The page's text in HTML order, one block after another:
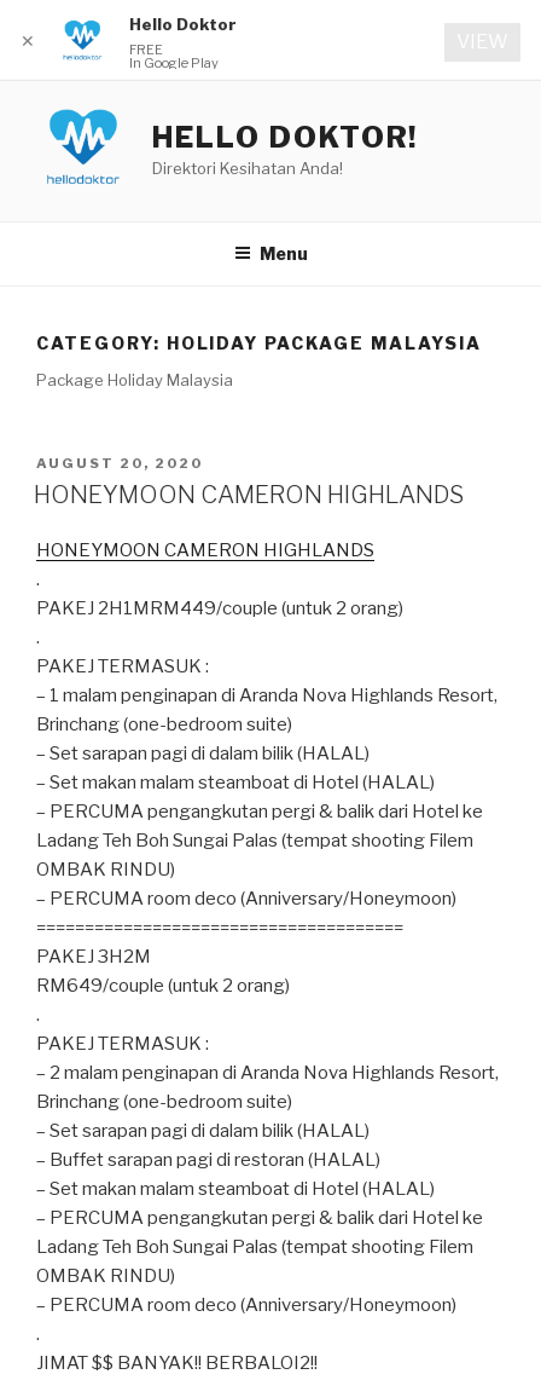
content
HELLO DOKTOR!
Direktori Kesihatan Anda!
Menu
CATEGORY: HOLIDAY PACKAGE MALAYSIA
Package Holiday Malaysia
POSTED
ON
AUGUST 20, 2020
HONEYMOON CAMERON HIGHLANDS
HONEYMOON CAMERON HIGHLANDS
.
PAKEJ 2H1MRM449/couple (untuk 2 orang)
.
PAKEJ TERMASUK :
– 1 malam penginapan di Aranda Nova Highlands Resort,
Brinchang (one-bedroom suite)
– Set sarapan pagi di dalam bilik (HALAL)
– Set makan malam steamboat di Hotel (HALAL)
– PERCUMA pengangkutan pergi & balik dari Hotel ke
Ladang Teh Boh Sungai Palas (tempat shooting Filem
OMBAK RINDU)
– PERCUMA room deco (Anniversary/Honeymoon)
======================================
PAKEJ 3H2M
RM649/couple (untuk 2 orang)
.
PAKEJ TERMASUK :
– 2 malam penginapan di Aranda Nova Highlands Resort,
Brinchang (one-bedroom suite)
– Set sarapan pagi di dalam bilik (HALAL)
– Buffet sarapan pagi di restoran (HALAL)
– Set makan malam steamboat di Hotel (HALAL)
– PERCUMA pengangkutan pergi & balik dari Hotel ke
Ladang Teh Boh Sungai Palas (tempat shooting Filem
OMBAK RINDU)
– PERCUMA room deco (Anniversary/Honeymoon)
.
JIMAT $$ BANYAK!! BERBALOI2!!
✕
Hello Doktor
FREE
In Google Play